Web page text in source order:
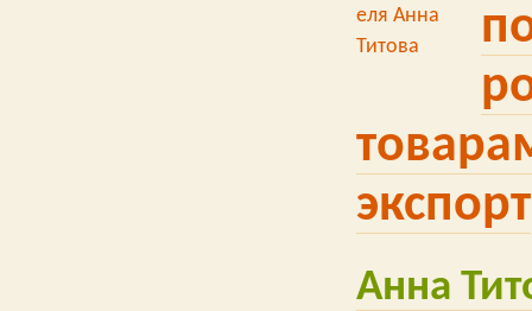
экспорт
Анна